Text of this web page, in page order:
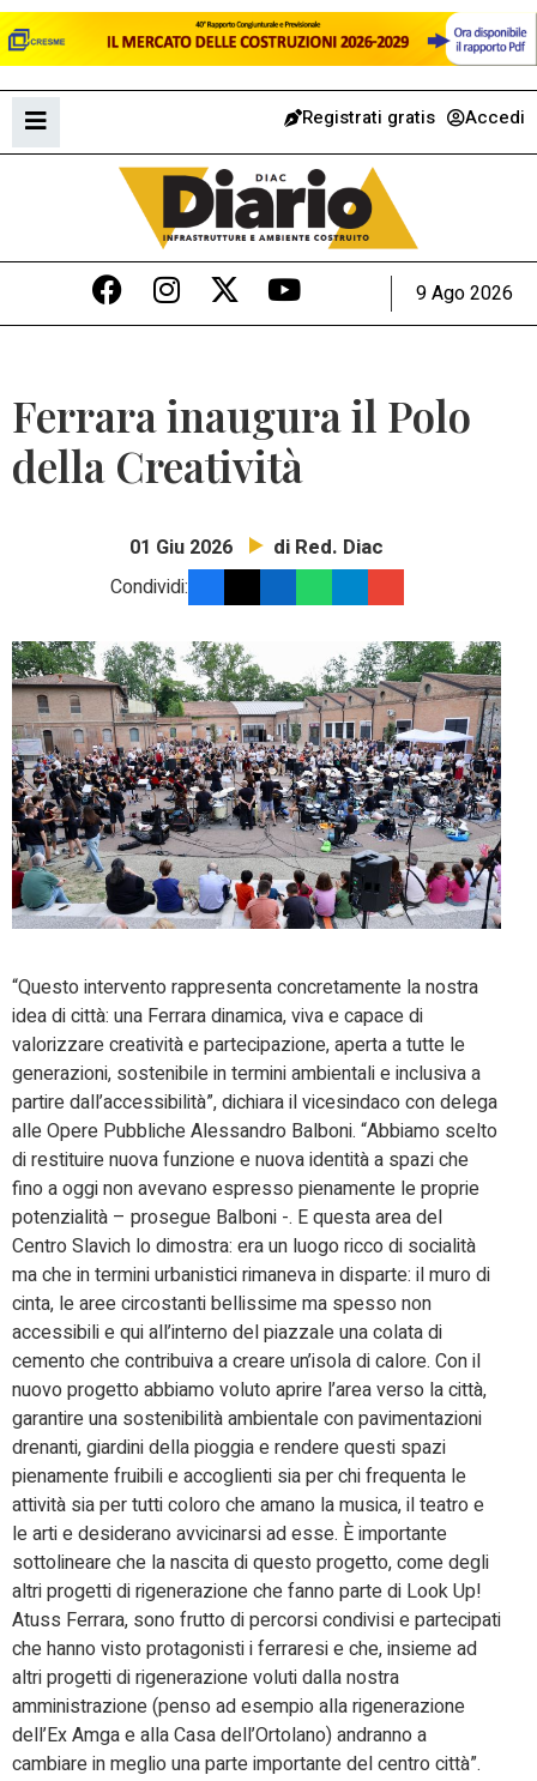
Registrati gratis Accedi
9 Ago 2026
Ferrara inaugura il Polo
della Creatività
01 Giu 2026 di Red. Diac
Condividi:
“Questo intervento rappresenta concretamente la nostra
idea di città: una Ferrara dinamica, viva e capace di
valorizzare creatività e partecipazione, aperta a tutte le
generazioni, sostenibile in termini ambientali e inclusiva a
partire dall’accessibilità”, dichiara il vicesindaco con delega
alle Opere Pubbliche Alessandro Balboni. “Abbiamo scelto
di restituire nuova funzione e nuova identità a spazi che
fino a oggi non avevano espresso pienamente le proprie
potenzialità – prosegue Balboni -. E questa area del
Centro Slavich lo dimostra: era un luogo ricco di socialità
ma che in termini urbanistici rimaneva in disparte: il muro di
cinta, le aree circostanti bellissime ma spesso non
accessibili e qui all’interno del piazzale una colata di
cemento che contribuiva a creare un’isola di calore. Con il
nuovo progetto abbiamo voluto aprire l’area verso la città,
garantire una sostenibilità ambientale con pavimentazioni
drenanti, giardini della pioggia e rendere questi spazi
pienamente fruibili e accoglienti sia per chi frequenta le
attività sia per tutti coloro che amano la musica, il teatro e
le arti e desiderano avvicinarsi ad esse. È importante
sottolineare che la nascita di questo progetto, come degli
altri progetti di rigenerazione che fanno parte di Look Up!
Atuss Ferrara, sono frutto di percorsi condivisi e partecipati
che hanno visto protagonisti i ferraresi e che, insieme ad
altri progetti di rigenerazione voluti dalla nostra
amministrazione (penso ad esempio alla rigenerazione
dell’Ex Amga e alla Casa dell’Ortolano) andranno a
cambiare in meglio una parte importante del centro città”.